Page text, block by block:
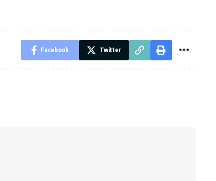
Facebook Twitter